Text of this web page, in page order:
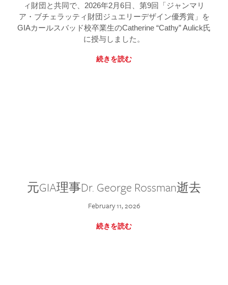
ィ財団と共同で、2026年2月6日、第9回「ジャンマリ
ア・ブチェラッティ財団ジュエリーデザイン優秀賞」を
GIAカールスバッド校卒業生のCatherine “Cathy” Aulick氏
に授与しました。
続きを読む
元GIA理事Dr. George Rossman逝去
February 11, 2026
続きを読む